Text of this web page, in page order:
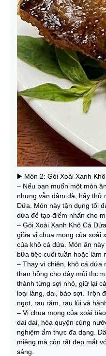
▶️ Món 2: Gỏi Xoài Xanh
– Nếu bạn muốn một món
nhưng vẫn đậm đà, hãy thử
Dứa. Món này tận dụng tối
dứa để tạo điểm nhấn cho
– Gỏi Xoài Xanh Khô Cá
giữa vị chua mọng của xoài
của khô cá dứa. Món ăn
bữa tiệc cuối tuần hoặc làm
– Thay vì chiên, khô cá
than hồng cho dậy mùi
thành từng sợi nhỏ, giữ lại
loại láng, dai, bào sợi. Trộn
ngọt, rau răm, rau lủi và
– Vị chua mọng của xoài
dai dai, hòa quyện cùng
nghiệm ẩm thực đa dạng.
miệng mà còn rất đẹp mắt
sáng.